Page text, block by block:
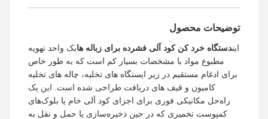
توضیحات محصول
دستگاه خرد کن کود آلی فشرده برای زباله هایک واحد تهویه
مطبوع مواد با مشخصات بسیار کم است که به طور خاص
برای ادغام مستقیم در زیر ایستگاه های تخلیه، چاله های تخلیه
کامیون و قیف های دریافت طراحی شده است. این یک
راه‌حل مکانیکی فوری برای اجزای کود آلی خام یا بلوک‌های
کمپوست تخمیری که در حین ذخیره‌سازی یا حمل و نقل به